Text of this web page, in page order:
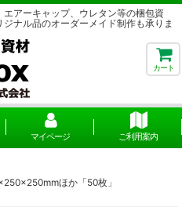
アーキャップ、ウレタン等の梱包資
ナル品のオーダーメイド制作も承りま
カート
マイページ ご利用案内
ほか「50枚」